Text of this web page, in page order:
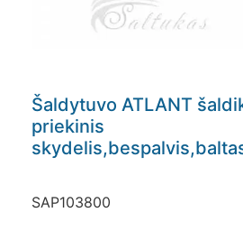
Šaldytuvo ATLANT
priekinis
SAP103800